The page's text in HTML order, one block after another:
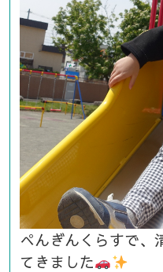
ぺんぎんくらすで、
てきました